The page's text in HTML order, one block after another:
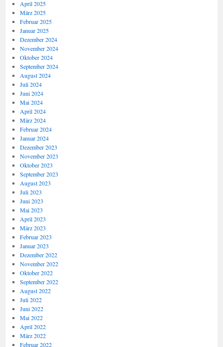
April 2025
März 2025
Februar 2025
Januar 2025
Dezember 2024
November 2024
Oktober 2024
September 2024
August 2024
Juli 2024
Juni 2024
Mai 2024
April 2024
März 2024
Februar 2024
Januar 2024
Dezember 2023
November 2023
Oktober 2023
September 2023
August 2023
Juli 2023
Juni 2023
Mai 2023
April 2023
März 2023
Februar 2023
Januar 2023
Dezember 2022
November 2022
Oktober 2022
September 2022
August 2022
Juli 2022
Juni 2022
Mai 2022
April 2022
März 2022
Februar 2022